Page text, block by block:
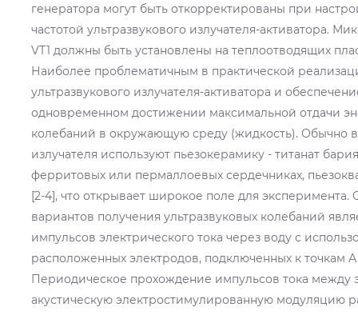
генератора могут быть откорректированы при
частотой ультразвукового излучателя-активатора.
VT1 должны быть установлены на теплоотводящих
Наиболее проблематичным в практической
ультразвукового излучателя-активатора и
одновременном достижении максимальной отдачи
колебаний в окружающую среду (жидкость). Обычно в
излучателя используют пьезокерамику - титанат
ферритовых или пермаллоевых сердечниках,
[2-4], что открывает широкое поле для
вариантов получения ультразвуковых колебаний
импульсов электрического тока через воду с
расположенных электродов, подключенных к точкам А
Периодическое прохождение импульсов тока между
акустическую электростимулированную модуляцию